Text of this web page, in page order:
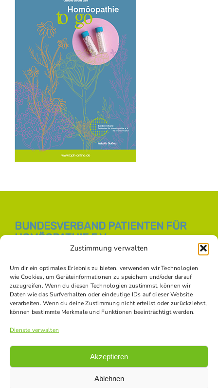
Zustimmung verwalten
Um dir ein optimales Erlebnis zu bieten, verwenden wir Technologien
wie Cookies, um Geräteinformationen zu speichern und/oder darauf
zuzugreifen. Wenn du diesen Technologien zustimmst, können wir
Daten wie das Surfverhalten oder eindeutige IDs auf dieser Website
verarbeiten. Wenn du deine Zustimmung nicht erteilst oder zurückziehst,
können bestimmte Merkmale und Funktionen beeinträchtigt werden.
Dienste verwalten
Akzeptieren
Ablehnen
BUNDESVERBAND PATIENTEN FÜR
HOMÖOPATHIE E.V.
E-Mail:
info [at] bph-online.de
Webseite:Homöopathie Online
SOZIALE NETZWERKE